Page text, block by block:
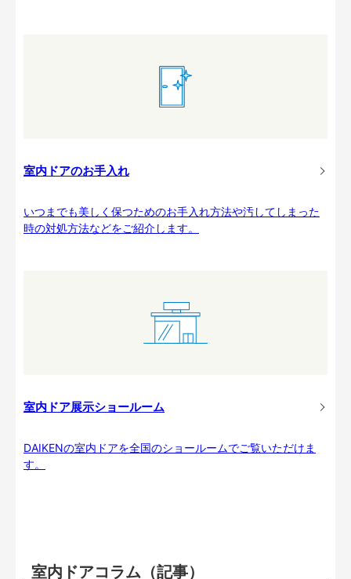
室内ドアのお手入れ
いつまでも美しく保つためのお手入れ方法や汚してしまった
時の対処方法などをご紹介します。
室内ドア展示ショールーム
DAIKENの室内ドアを全国のショールームでご覧いただけま
す。
室内ドアコラム（記事）